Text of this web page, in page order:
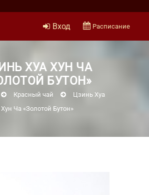
Вход Расписание
ХУА ХУН ЧА
БУТОН»
Красный чай
Цзинь Хуа
Хун Ча «Золотой Бутон»